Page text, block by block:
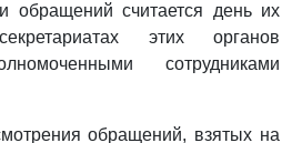
обращений считается день их
этих органов
сотрудниками
обращений, взятых на